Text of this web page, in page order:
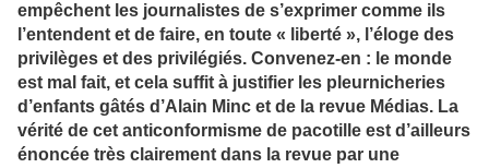
empêchent les journalistes de s’exprimer comme ils
l’entendent et de faire, en toute « liberté », l’éloge des
privilèges et des privilégiés. Convenez-en : le monde
est mal fait, et cela suffit à justifier les pleurnicheries
d’enfants gâtés d’Alain Minc et de la revue Médias. La
vérité de cet anticonformisme de pacotille est d’ailleurs
énoncée très clairement dans la revue par une